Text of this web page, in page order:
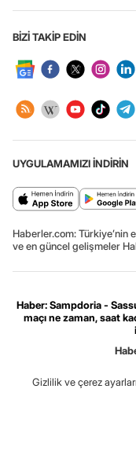
BİZİ TAKİP EDİN
UYGULAMAMIZI İNDİRİN
Haberler.com: Türkiye’nin
ve en güncel gelişmeler
Haber: Sampdoria -
maçı ne zaman, saat
Gizlilik ve çerez ayarları